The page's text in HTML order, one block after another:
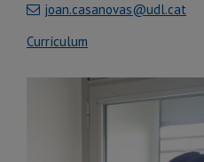
joan.casanovas@udl.cat
Currículum